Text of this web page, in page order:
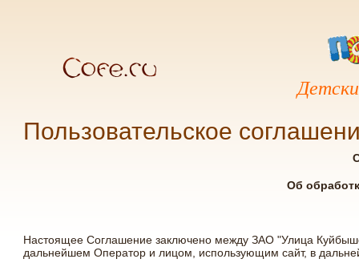
Пользовательское
Об
Настоящее Соглашение заключено между ЗАО "Улица
дальнейшем Оператор и лицом, использующим сайт, в